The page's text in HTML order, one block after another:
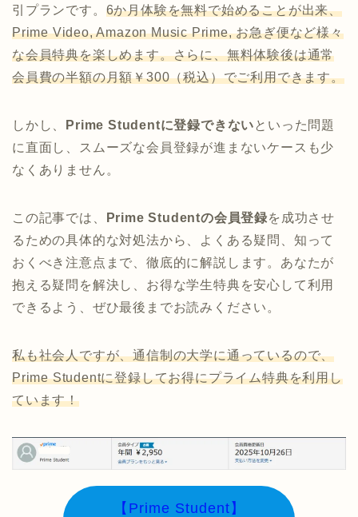
引プランです。 6か月体験を無料で始めることが出来、
Prime Video, Amazon Music Prime, お急ぎ便など様々
な会員特典を楽しめます。さらに、無料体験後は通常
会員費の半額の月額￥300（税込）でご利用できます。
しかし、 Prime Studentに登録できないといった問題
に直面し、スムーズな会員登録が進まないケースも少
なくありません。
この記事では、 Prime Studentの会員登録を成功させ
るための具体的な対処法から、よくある疑問、知って
おくべき注意点まで、徹底的に解説します。あなたが
抱える疑問を解決し、お得な学生特典を安心して利用
できるよう、ぜひ最後までお読みください。
私も社会人ですが、通信制の大学に通っているので、
Prime Studentに登録してお得にプライム特典を利用し
ています！
【Prime Student】